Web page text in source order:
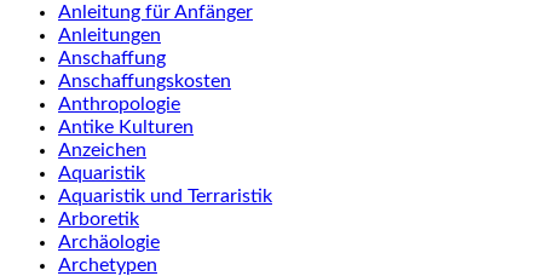
Anleitung für Anfänger
Anleitungen
Anschaffung
Anschaffungskosten
Anthropologie
Antike Kulturen
Anzeichen
Aquaristik
Aquaristik und Terraristik
Arboretik
Archäologie
Archetypen